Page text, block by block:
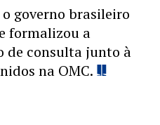
governo brasileiro
formalizou a
de consulta junto à
na OMC.